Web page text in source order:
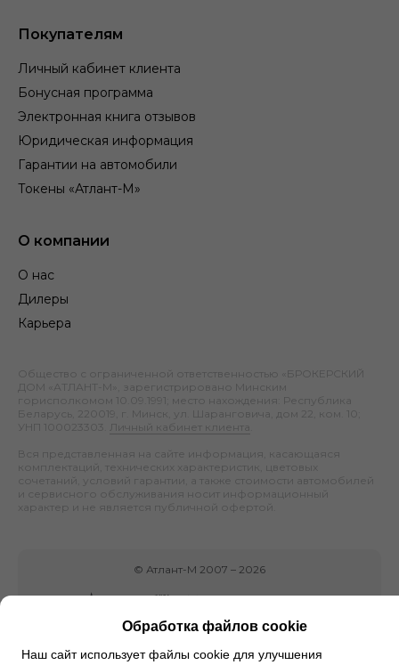
Покупателям
Личный кабинет клиента
Бонусная программа
Электронная книга отзывов
Юридическая информация
Гарантии на автомобили
Токены «Атлант-М»
О компании
О нас
Дилеры
Карьера
Общество с ограниченной ответственностью «БРОКЕРСКИЙ
ДОМ «АТЛАНТ-М», зарегистрировано Минским
горисполкомом 10.09.1991; место нахождения: Республика
Беларусь, 220019, г. Минск, ул. Шаранговича, дом 22, ком. 10;
УНП 100023303.
Личный кабинет клиента
Вся представленная на сайте информация, касающаяся
комплектаций, технических характеристик, цветовых
сочетаний, условий гарантии, а также стоимости автомобилей
и сервисного обслуживания носит информационный
характер и не является публичной офертой.
© Атлант-М 2007 – 2026
Обработка файлов cookie
Наш сайт использует файлы cookie для улучшения